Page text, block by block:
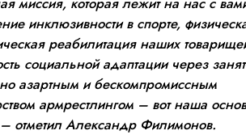
инклюзивности в спорте,
реабилитация наших
социальной адаптации через
азартным и бескомпромиссным
армрестлингом – вот наша
отметил Александр Филимонов.